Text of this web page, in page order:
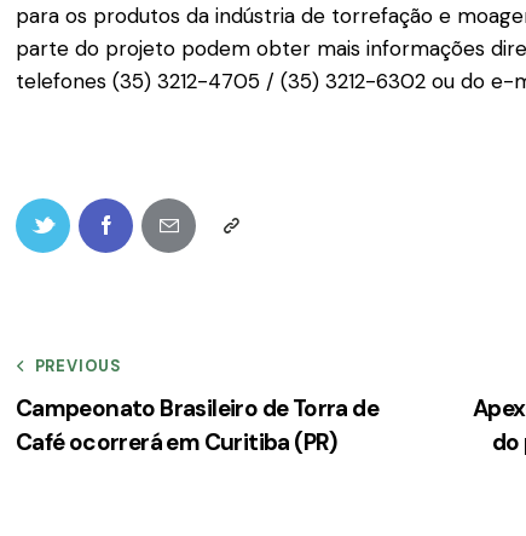
para os produtos da indústria de torrefação e
parte do projeto podem obter mais informações
telefones (35) 3212-4705 / (35) 3212-6302 ou do e-
PREVIOUS
Campeonato Brasileiro de Torra de
Café ocorrerá em Curitiba (PR)
do